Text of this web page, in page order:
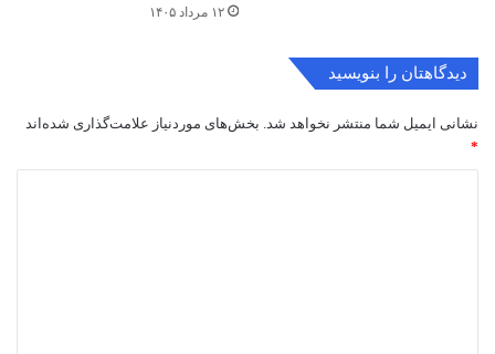
۱۲ مرداد ۱۴۰۵
دیدگاهتان را بنویسید
نشانی ایمیل شما منتشر نخواهد شد. بخش‌های موردنیاز علامت‌گذاری شده‌اند
*